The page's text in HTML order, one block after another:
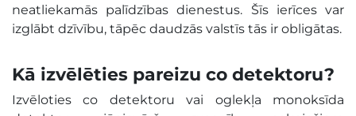
neatliekamās palīdzības dienestus. Šīs ierīces var
izglābt dzīvību, tāpēc daudzās valstīs tās ir obligātas.
Kā izvēlēties pareizu co detektoru?
Izvēloties co detektoru vai oglekļa monoksīda